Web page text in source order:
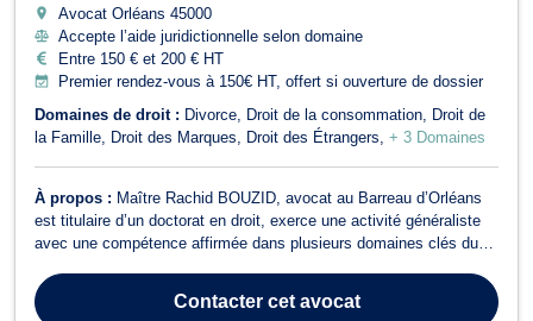
Avocat Orléans 45000
Accepte l’aide juridictionnelle selon domaine
Entre 150 € et 200 € HT
Premier rendez-vous à 150€ HT, offert si ouverture de dossier
Domaines de droit : Divorce Droit de la consommation
Droit de
la Famille
Droit des Marques Droit des Étrangers + 3 Domaines
À propos : Maître Rachid BOUZID, avocat au Barreau d’Orléans
est titulaire d’un doctorat en droit, exerce une activité généraliste
avec une compétence affirmée dans plusieurs domaines clés du
d’écoute et de réactivité, accompagne ses clients dans leurs
démarches juridiques av...Contactercet avocat